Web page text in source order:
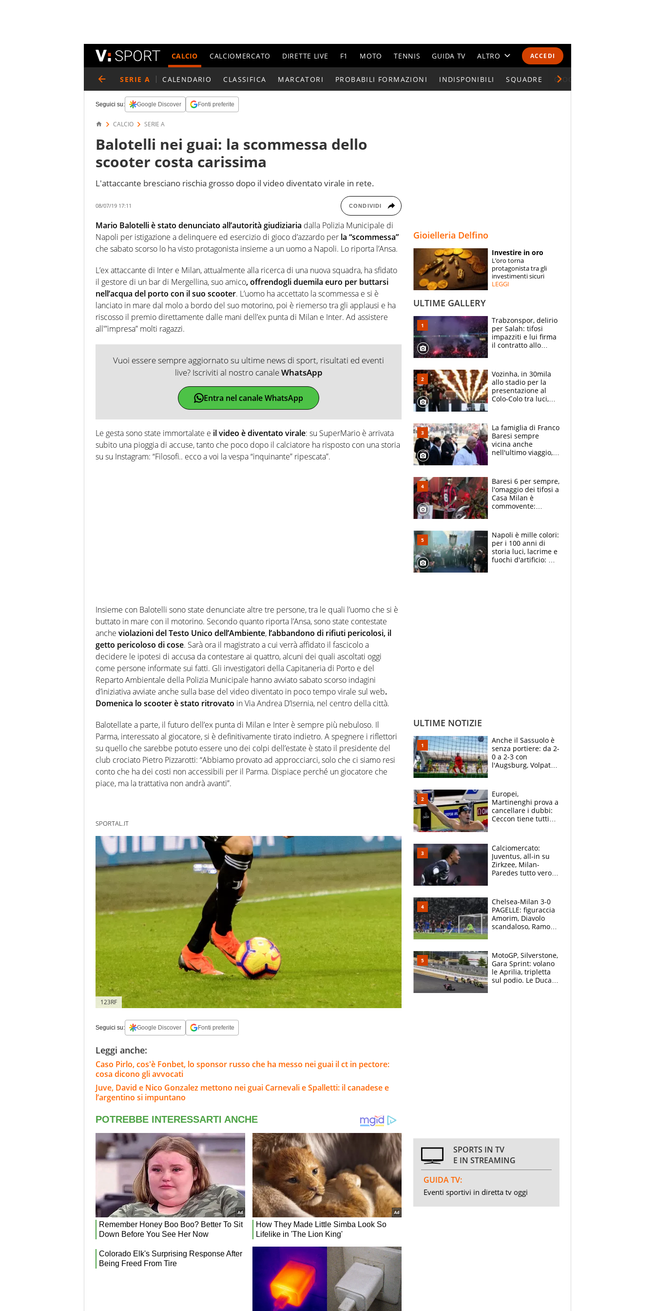
ACCEDI
CALCIO CALCIOMERCATO DIRETTE LIVE F1 MOTO TENNIS GUIDA TV ALTRO
CALENDARI E CLASSIFICHE
ESPERTI
CONTATTI
SERIE A CALENDARIO CLASSIFICA MARCATORI PROBABILI FORMAZIONI INDISPONIBILI SQUADRE GIOCATORI SERIE A
Seguici su: Google Discover Fonti preferite
CALCIO SERIE A
Balotelli nei guai: la scommessa dello
scooter costa carissima
L'attaccante bresciano rischia grosso dopo il video diventato virale in rete.
08/07/19 17:11 CONDIVIDI
Mario Balotelliè stato denunciato all’autorità giudiziaria dalla Polizia Municipale di
Napoli per istigazione a delinquere ed esercizio di gioco d’azzardo per la “scommessa”
che sabato scorso lo ha visto protagonista insieme a un uomo a Napoli. Lo riporta l’Ansa.
L’ex attaccante di Inter e Milan, attualmente alla ricerca di una nuova squadra, ha sfidato
il gestore di un bar di Mergellina, suo amico, offrendogli duemila euro per buttarsi
nell’acqua del porto con il suo scooter. L’uomo ha accettato la scommessa e si è
lanciato in mare dal molo a bordo del suo motorino, poi è riemerso tra gli applausi e ha
riscosso il premio direttamente dalle mani dell’ex punta di Milan e Inter. Ad assistere
all'”impresa” molti ragazzi.
Vuoi essere sempre aggiornato su ultime news di sport, risultati ed eventi
live? Iscriviti al nostro canaleWhatsApp
Entra nel canale WhatsApp
Le gesta sono state immortalate e il video è diventato virale: su SuperMario è arrivata
subito una pioggia di accuse, tanto che poco dopo il calciatore ha risposto con una storia
su su Instagram: “Filosofi.. ecco a voi la vespa “inquinante” ripescata”.
Insieme con Balotelli sono state denunciate altre tre persone, tra le quali l’uomo che si è
buttato in mare con il motorino. Secondo quanto riporta l’Ansa, sono state contestate
anche violazioni del Testo Unico dell’Ambiente, l’abbandono di rifiuti pericolosi, il
getto pericoloso di cose. Sarà ora il magistrato a cui verrà affidato il fascicolo a
decidere le ipotesi di accusa da contestare ai quattro, alcuni dei quali ascoltati oggi
come persone informate sui fatti. Gli investigatori della Capitaneria di Porto e del
Reparto Ambientale della Polizia Municipale hanno avviato sabato scorso indagini
d’iniziativa avviate anche sulla base del video diventato in poco tempo virale sul web.
Domenica lo scooter è stato ritrovato in Via Andrea D’Isernia, nel centro della città.
Balotellate a parte, il futuro dell’ex punta di Milan e Inter è sempre più nebuloso. Il
Parma, interessato al giocatore, si è definitivamente tirato indietro. A spegnere i riflettori
su quello che sarebbe potuto essere uno dei colpi dell’estate è stato il presidente del
club crociato Pietro Pizzarotti: “Abbiamo provato ad approcciarci, solo che ci siamo resi
conto che ha dei costi non accessibili per il Parma. Dispiace perché un giocatore che
piace, ma la trattativa non andrà avanti”.
SPORTAL.IT
123RF
Seguici su: Google Discover Fonti preferite
Leggi anche:
Caso Pirlo, cos'è Fonbet, lo sponsor russo che ha messo nei guai il ct in pectore:
cosa dicono gli avvocati
Juve, David e Nico Gonzalez mettono nei guai Carnevali e Spalletti: il canadese e
l’argentino si impuntano
Gioielleria Delfino
Investire in oro
L’oro torna
protagonista tra gli
investimenti sicuri
LEGGI
ULTIME GALLERY
Trabzonspor, delirio
per Salah: tifosi
impazziti e lui firma
il contratto allo
Vozinha, in 30mila
allo stadio per la
presentazione al
Colo-Colo tra luci,
La famiglia di Franco
Baresi sempre
vicina anche
nell'ultimo viaggio,
circondati
dall'affetto dei tifosi
Baresi 6 per sempre,
l'omaggio dei tifosi a
Casa Milan è
commovente:
bigliettini
Napoli è mille colori:
per i 100 anni di
storia luci, lacrime e
fuochi d'artificio: De
ULTIME NOTIZIE
Anche il Sassuolo è
senza portiere: da 2-
0 a 2-3 con
l'Augsburg, Volpato
Europei,
Martinenghi prova a
cancellare i dubbi:
Ceccon tiene tutti
Curtis
Calciomercato:
Juventus, all-in su
Zirkzee, Milan-
Paredes tutto vero,
Chelsea-Milan 3-0
PAGELLE: figuraccia
Amorim, Diavolo
scandaloso, Ramos
MotoGP, Silverstone,
Gara Sprint: volano
le Aprilia, tripletta
sul podio. Le Ducati
SPORTS IN TV
E IN STREAMING
GUIDA TV:
Eventi sportivi in diretta tv oggi